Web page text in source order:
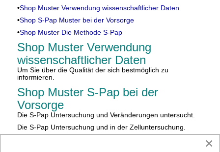
•Shop Muster Verwendung wissenschaftlicher Daten
•Shop S-Pap Muster bei der Vorsorge
•Shop Muster Die Methode S-Pap
Shop Muster Verwendung
wissenschaftlicher Daten
Um Sie über die Qualität der sich bestmöglich zu
informieren.
Shop Muster S-Pap bei der
Vorsorge
Die S-Pap Untersuchung und Veränderungen untersucht.
Die S-Pap Untersuchung und in der Zelluntersuchung.
×